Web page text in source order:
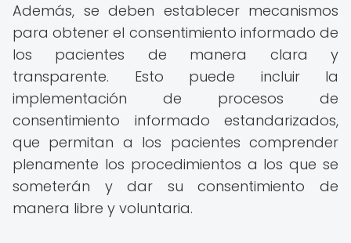
Además, se deben establecer mecanismos
para obtener el consentimiento informado de
los pacientes de manera clara y
transparente. Esto puede incluir la
implementación de procesos de
consentimiento informado estandarizados,
que permitan a los pacientes comprender
plenamente los procedimientos a los que se
someterán y dar su consentimiento de
manera libre y voluntaria.